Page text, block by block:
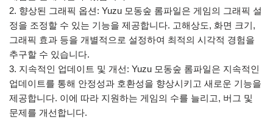
2. 향상된 그래픽 옵션: Yuzu 모동숲 롬파일은 게임의 그래픽 설
정을 조정할 수 있는 기능을 제공합니다. 고해상도, 화면 크기,
그래픽 효과 등을 개별적으로 설정하여 최적의 시각적 경험을
추구할 수 있습니다.
3. 지속적인 업데이트 및 개선: Yuzu 모동숲 롬파일은 지속적인
업데이트를 통해 안정성과 호환성을 향상시키고 새로운 기능을
제공합니다. 이에 따라 지원하는 게임의 수를 늘리고, 버그 및
문제를 개선합니다.